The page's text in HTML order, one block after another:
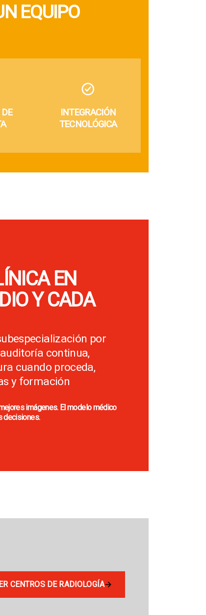
EQUIPO
INTEGRACIÓN
TECNOLÓGICA
EN
Y CADA
por
continua,
cuando proceda,
y formación
imágenes. El modelo médico
decisiones.
CENTROS DE RADIOLOGÍA